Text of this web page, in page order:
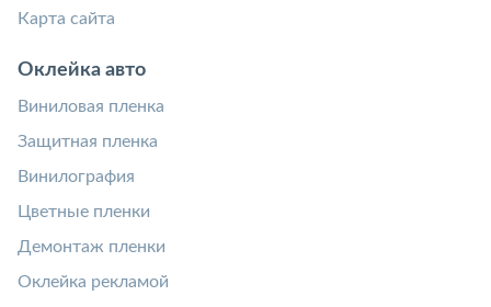
Карта сайта
Оклейка авто
Виниловая пленка
Защитная пленка
Винилография
Цветные пленки
Демонтаж пленки
Оклейка рекламой